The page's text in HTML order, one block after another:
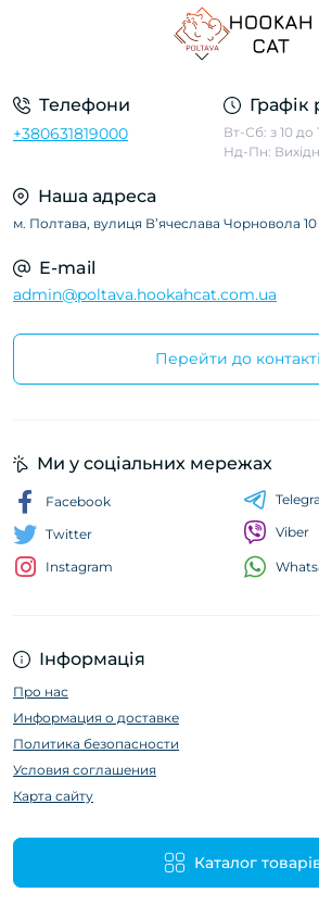
Телефони
+380631819000
Графік
Вт-Сб: з 10 до
Нд-Пн:
Наша адреса
м. Полтава, вулиця Вʼячеслава Чорновола 10
E-mail
admin@poltava.hookahcat.com.ua
Перейти до
Інформація
Про нас
Информация о доставке
Политика безопасности
Условия соглашения
Карта сайту
Каталог
Ми у соціальних мережах
Facebook
Twitter
Instagram
Viber